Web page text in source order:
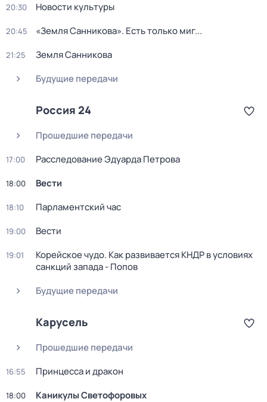
20:30 Новости культуры
20:45 «Земля Санникова». Есть только миг...
21:25
Земля Санникова
Будущие передачи
Россия 24
Прошедшие передачи
17:00 Расследование Эдуарда Петрова
18:00 Вести
18:10 Парламентский час
19:00 Вести
19:01
Корейское чудо. Как развивается КНДР в условиях
санкций запада - Попов
Будущие передачи
Карусель
Прошедшие передачи
16:55 Принцесса и дракон
18:00 Каникулы Светофоровых